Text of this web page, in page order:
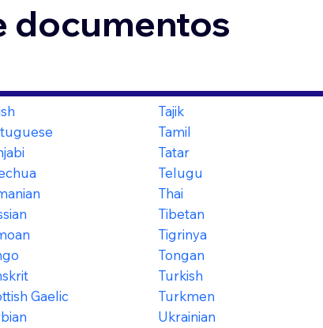
documentos
Gaelic
Tajik
Tamil
Tatar
Telugu
Thai
Tibetan
Tigrinya
Tongan
Turkish
Turkmen
Ukrainian